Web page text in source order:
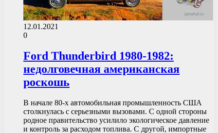
12.01.2021
0
Ford Thunderbird 1980-1982:
недолговечная американская
роскошь
В начале 80-х автомобильная промышленность США
столкнулась с серьезными вызовами. С одной стороны
родное правительство усилило экологическое давление
и контроль за расходом топлива. С другой, импортные